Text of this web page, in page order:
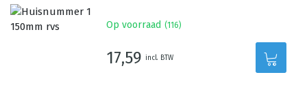
Op voorraad (116)
17,59 incl. BTW